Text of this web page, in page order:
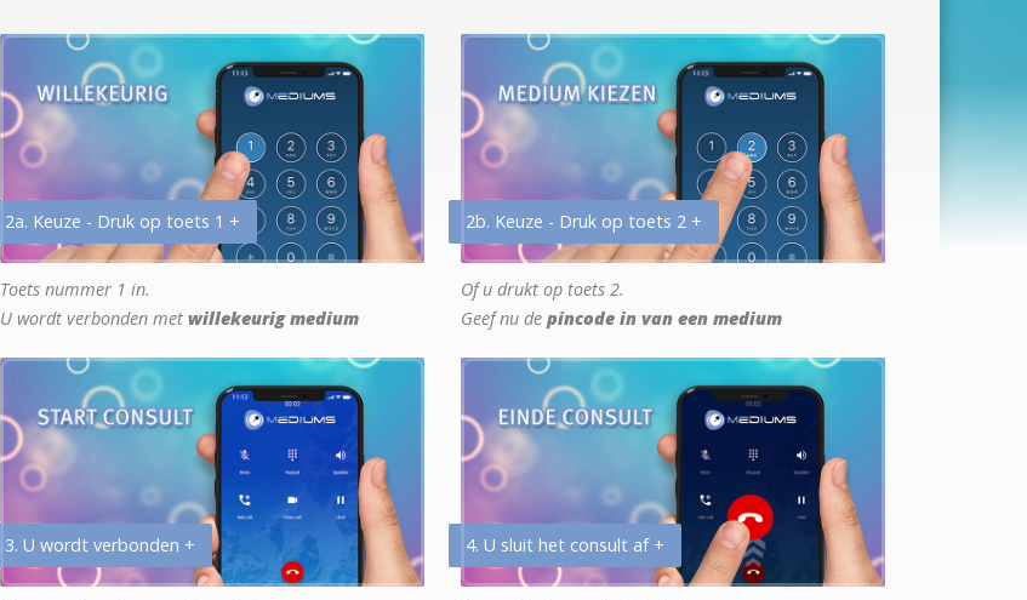
2a. Keuze - Druk op toets 1 +
Toets nummer 1 in.
U wordt verbonden met willekeurig medium
2b. Keuze - Druk op toets 2 +
Of u drukt op toets 2.
Geef nu de pincode in van een medium
3. U wordt verbonden + 4. U sluit het consult af +